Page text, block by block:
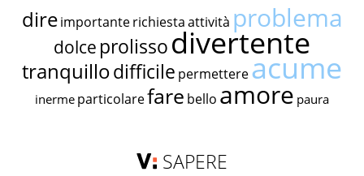
dire importante richiestaattività problema
dolce prolissodivertente
tranquillodifficile permettereacume
inerme particolarefare bello amore paura
SAPERE